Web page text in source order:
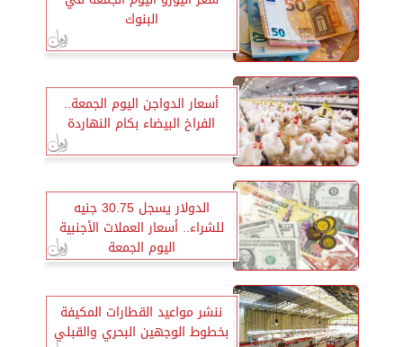
البنوك
أسعار الدواجن اليوم الجمعة..
الفراخ البيضاء بكام النهاردة
الدولار يسجل 30.75 جنيه
للشراء.. أسعار العملات الأجنبية
اليوم الجمعة
ننشر مواعيد القطارات المكيفة
بخطوط الوجهين البحري والقبلي